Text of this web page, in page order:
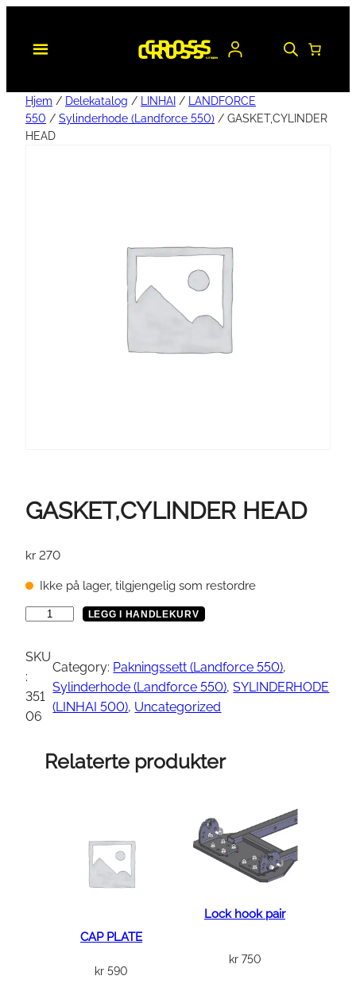
Hjem / Delekatalog / LINHAI /
LANDFORCE
550 / Sylinderhode (Landforce 550) / GASKET,CYLINDER
HEAD
GASKET,CYLINDER HEAD
kr 270
Ikke på lager, tilgjengelig som restordre
S
K
E
T
LEGG I HANDLEKURV
SKU
:
351
06
Category: Pakningssett (Landforce 550)
Sylinderhode (Landforce 550), SYLINDERHODE
(LINHAI 500), Uncategorized
Relaterte produkter
CAP PLATE
kr 590
Lock hook pair
kr750